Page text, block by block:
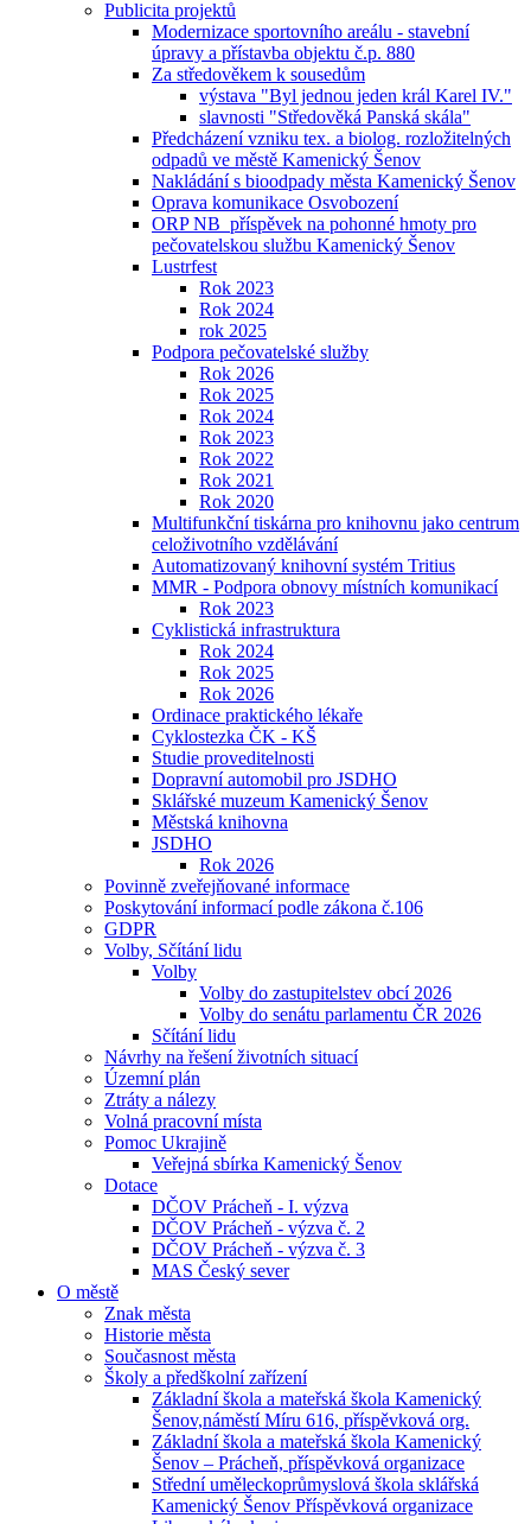
Publicita projektů
Modernizace sportovního areálu - stavební
úpravy a přístavba objektu č.p. 880
Za středověkem k sousedům
výstava "Byl jednou jeden král Karel IV."
slavnosti "Středověká Panská skála"
Předcházení vzniku tex. a biolog. rozložitelných
odpadů ve městě Kamenický Šenov
Nakládání s bioodpady města Kamenický Šenov
Oprava komunikace Osvobození
ORP NB_příspěvek na pohonné hmoty pro
pečovatelskou službu Kamenický Šenov
Lustrfest
Rok 2023
Rok 2024
rok 2025
Podpora pečovatelské služby
Rok 2026
Rok 2025
Rok 2024
Rok 2023
Rok 2022
Rok 2021
Rok 2020
Multifunkční tiskárna pro knihovnu jako centrum
celoživotního vzdělávání
Automatizovaný knihovní systém Tritius
MMR - Podpora obnovy místních komunikací
Rok 2023
Cyklistická infrastruktura
Rok 2024
Rok 2025
Rok 2026
Ordinace praktického lékaře
Cyklostezka ČK - KŠ
Studie proveditelnosti
Dopravní automobil pro JSDHO
Sklářské muzeum Kamenický Šenov
Městská knihovna
JSDHO
Rok 2026
Povinně zveřejňované informace
Poskytování informací podle zákona č.106
GDPR
Volby, Sčítání lidu
Volby
Volby do zastupitelstev obcí 2026
Volby do senátu parlamentu ČR 2026
Sčítání lidu
Návrhy na řešení životních situací
Územní plán
Ztráty a nálezy
Volná pracovní místa
Pomoc Ukrajině
Veřejná sbírka Kamenický Šenov
Dotace
DČOV Prácheň - I. výzva
DČOV Prácheň - výzva č. 2
DČOV Prácheň - výzva č. 3
MAS Český sever
O městě
Znak města
Historie města
Současnost města
Školy a předškolní zařízení
Základní škola a mateřská škola Kamenický
Šenov,náměstí Míru 616, příspěvková org.
Základní škola a mateřská škola Kamenický
Šenov – Prácheň, příspěvková organizace
Střední uměleckoprůmyslová škola sklářská
Kamenický Šenov Příspěvková organizace